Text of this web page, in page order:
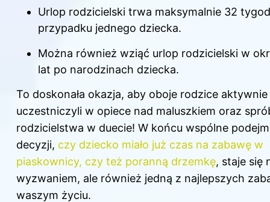
Urlop rodzicielski trwa maksymalnie 32
przypadku jednego dziecka.
Można również wziąć urlop rodzicielski w
lat po narodzinach dziecka.
To doskonała okazja, aby oboje rodzice aktywnie
uczestniczyli w opiece nad maluszkiem oraz
rodzicielstwa w duecie! W końcu wspólne
decyzji, czy dziecko miało już czas na zabawę w
piaskownicy, czy też poranną drzemkę, staje się
wyzwaniem, ale również jedną z najlepszych
waszym życiu.